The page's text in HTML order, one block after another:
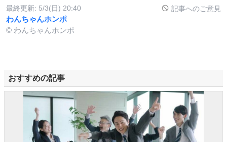
最終更新: 5/3(日) 20:40 記事へのご意見
わんちゃんホンポ
© わんちゃんホンポ
おすすめの記事